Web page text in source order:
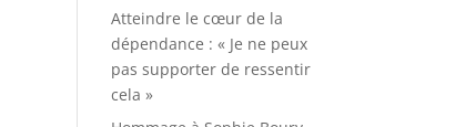
Atteindre le cœur de la
dépendance : « Je ne peux
pas supporter de ressentir
cela »